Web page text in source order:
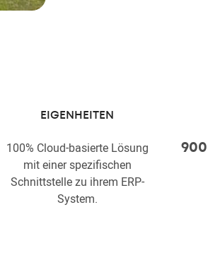
EIGENHEITEN
100% Cloud-basierte Lösung
mit einer spezifischen
Schnittstelle zu ihrem ERP-
System.